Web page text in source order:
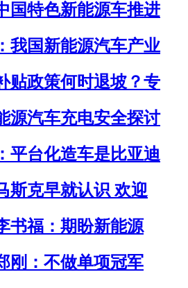
国特色新能源车推进
我国新能源汽车产业
贴政策何时退坡？专
源汽车充电安全探讨
平台化造车是比亚迪
斯克早就认识 欢迎
书福：期盼新能源
刚：不做单项冠军